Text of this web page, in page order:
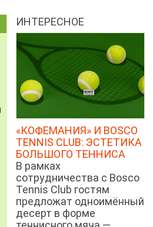
ИНТЕРЕСНОЕ
«КОФЕМАНИЯ» И BOSCO
TENNIS CLUB: ЭСТЕТИКА
БОЛЬШОГО ТЕННИСА
В рамках
сотрудничества с Bosco
Tennis Club гостям
предложат одноимённый
десерт в форме